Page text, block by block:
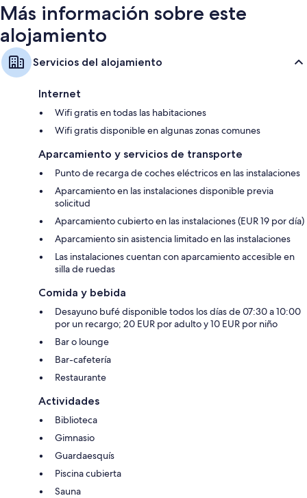
Más información sobre este
alojamiento
Servicios del alojamiento
Internet
Wifi gratis en todas las habitaciones
Wifi gratis disponible en algunas zonas comunes
Aparcamiento y servicios de transporte
Punto de recarga de coches eléctricos en las instalaciones
Aparcamiento en las instalaciones disponible previa
solicitud
Aparcamiento cubierto en las instalaciones (EUR 19 por día)
Aparcamiento sin asistencia limitado en las instalaciones
Las instalaciones cuentan con aparcamiento accesible en
silla de ruedas
Comida y bebida
Desayuno bufé disponible todos los días de 07:30 a 10:00
por un recargo; 20 EUR por adulto y 10 EUR por niño
Bar o lounge
Bar-cafetería
Restaurante
Actividades
Biblioteca
Gimnasio
Guardaesquís
Piscina cubierta
Sauna